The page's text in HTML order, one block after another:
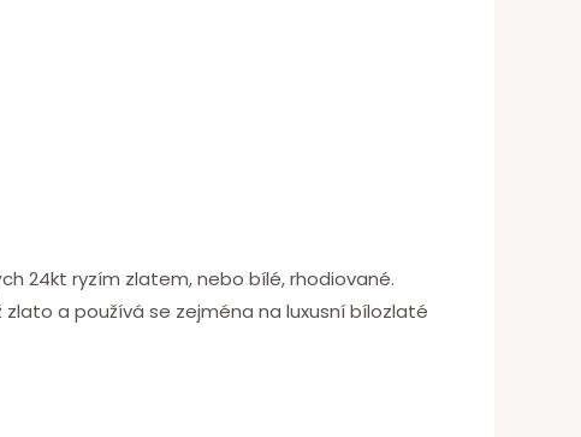
24kt ryzím zlatem, nebo bílé, rhodiované.
zlato a používá se zejména na luxusní bílozlaté